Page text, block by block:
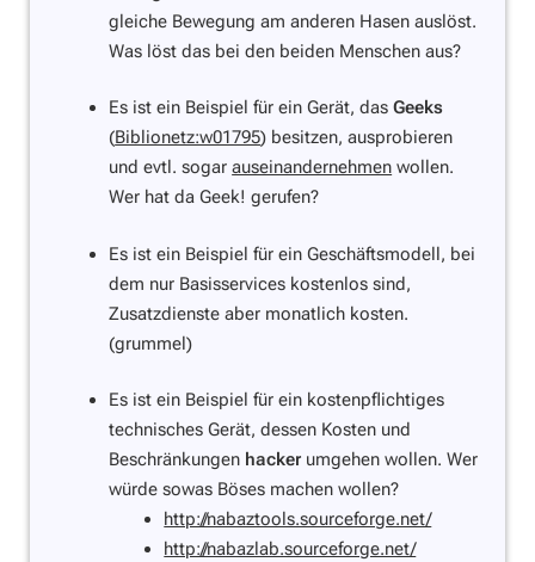
gleiche Bewegung am anderen Hasen auslöst.
Was löst das bei den beiden Menschen aus?
Es ist ein Beispiel für ein Gerät, dasGeeks
(Biblionetz:w01795) besitzen, ausprobieren
und evtl. sogarauseinandernehmen wollen.
Wer hat da Geek! gerufen?
Es ist ein Beispiel für ein Geschäftsmodell, bei
dem nur Basisservices kostenlos sind,
Zusatzdienste aber monatlich kosten.
(grummel)
Es ist ein Beispiel für ein kostenpflichtiges
technisches Gerät, dessen Kosten und
Beschränkungen hacker umgehen wollen. Wer
würde sowas Böses machen wollen?
http://nabaztools.sourceforge.net/
http://nabazlab.sourceforge.net/